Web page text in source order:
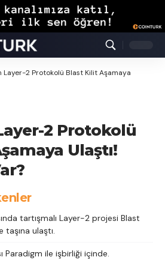
Layer-2 Protokolü Blast Kilit Aşamaya
2 Protokolü
Ulaştı!
tartışmalı Layer-2 projesi Blast
ulaştı.
Paradigm ile işbirliği içinde.